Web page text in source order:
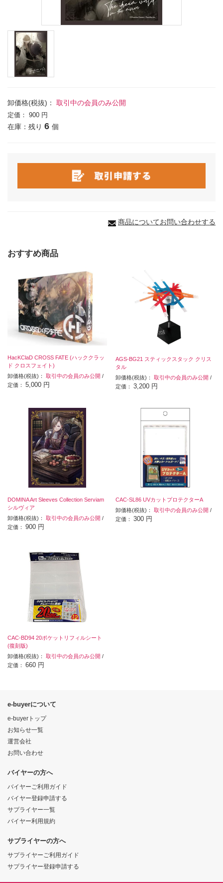
卸価格(税抜)： 取引中の会員のみ公開
定価： 900 円
在庫：残り 6 個
商品についてお問い合わせする
おすすめ商品
HacKClaD CROSS FATE (ハッククラッ
ド クロスフェイト)
卸価格(税抜)： 取引中の会員のみ公開 /
定価： 5,000 円
AGS-BG21 スティックスタック クリス
タル
卸価格(税抜)：取引中の会員のみ公開 /
定価：3,200 円
DOMINA Art Sleeves Collection Serviam
シルヴィア
卸価格(税抜)： 取引中の会員のみ公開 /
定価： 900 円
CAC-SL86 UVカットプロテクターA
卸価格(税抜)：取引中の会員のみ公開 /
定価：300 円
CAC-BD94 20ポケットリフィルシート
(復刻版)
卸価格(税抜)： 取引中の会員のみ公開 /
定価： 660 円
e-buyerについて
e-buyerトップ
お知らせ一覧
運営会社
お問い合わせ
バイヤーの方へ
バイヤーご利用ガイド
バイヤー登録申請する
サプライヤー一覧
バイヤー利用規約
サプライヤーの方へ
サプライヤーご利用ガイド
サプライヤー登録申請する